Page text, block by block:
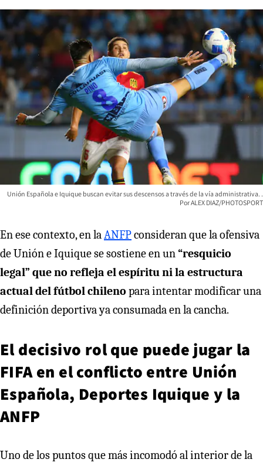
Unión Española e Iquique buscan evitar sus descensos a través de la vía administrativa.
ALEX DIAZ/PHOTOSPORT
En ese contexto, en la ANFPconsideran que la ofensiva
de Unión e Iquique se sostiene en un “resquicio
legal” que no refleja el espíritu ni la estructura
actual del fútbol chileno para intentar modificar una
definición deportiva ya consumada en la cancha.
El decisivo rol que puede jugar la
FIFA en el conflicto entre Unión
Española, Deportes Iquique y la
ANFP
Uno de los puntos que más incomodó al interior de la